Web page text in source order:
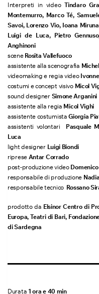
Interpreti in videoTindaro
Montemurro, Marco Té,
Savoi, Lorenzo Vio, Ioana
Luigi de Luca, Pietro
Anghinoni
scene Rosita Vallefuoco
assistente alla scenografia
videomaking e regia video
costumi e concept visivo Micol
sound designer Simone Arganini
assistente alla regia Micol Vighi
assistente costumistaGiorgia
assistenti volontari
Pasquale
Luca
light designer Luigi Biondi
riprese Antar Corrado
post-produzione video
responsabile di produzione
responsabile tecnico Rossano
prodotto da Elsinor Centro di
Europa, Teatri di Bari,
di Sardegna
Durata 1 ora e 40 min